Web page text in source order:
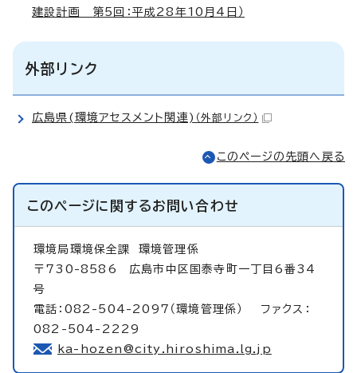
建設計画 第5回：平成28年10月4日）
外部リンク
広島県(環境アセスメント関連) （外部リンク）
このページの先頭へ戻る
このページに関するお問い合わせ
環境局環境保全課 環境管理係
〒730-8586 広島市中区国泰寺町一丁目6番34
号
電話：082-504-2097（環境管理係） ファクス：
082-504-2229
ka-hozen@city.hiroshima.lg.jp